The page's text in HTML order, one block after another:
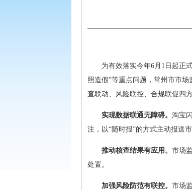
为有效落实今年6月1日起正
照造假”等重点问题，常州市市
查联动、风险联控、合规联促四方
实现数据联通无障碍。 淘宝
注，以“随时报”的方式主动报送
推动核查结果有应用。 市场
处置。
加强风险防范有联控。 市场